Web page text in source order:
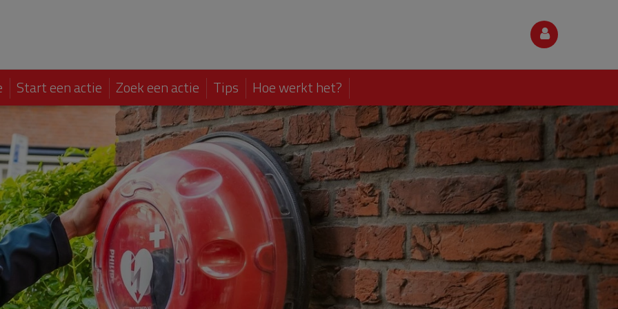
Start een actie Zoek een actie Tips Hoe werkt het?